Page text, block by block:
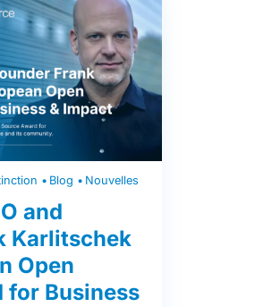
Blog Nouvelles
and
Karlitschek
Open
for Business